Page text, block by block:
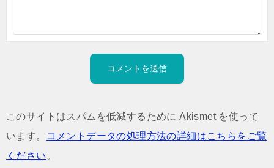
このサイトはスパムを低減するために Akismet を使って
います。
コメントデータの処理方法の詳細はこちらをご覧
ください 。